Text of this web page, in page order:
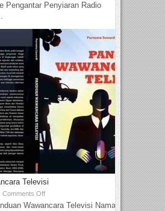
Pengantar Penyiaran Radio
Televisi
Comments Off
Wawancara Televisi Nama